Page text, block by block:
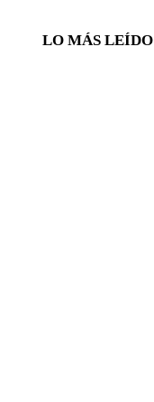
LO MÁS LEÍDO